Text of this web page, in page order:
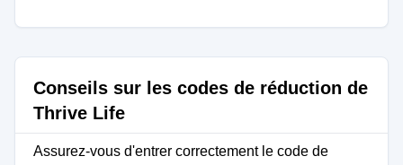
Conseils sur les codes de réduction de
Thrive Life
Assurez-vous d'entrer correctement le code de